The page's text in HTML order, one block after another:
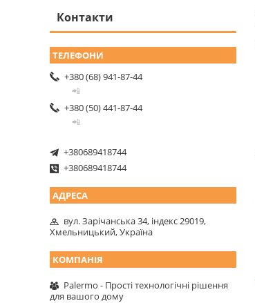
Контакти
+380 (68) 941-87-44
📲
+380 (50) 441-87-44
📲
+380689418744
+380689418744
вул. Зарічанська 34, індекс 29019,
Хмельницький, Україна
Palermo - Прості технологічні рішення
для вашого дому